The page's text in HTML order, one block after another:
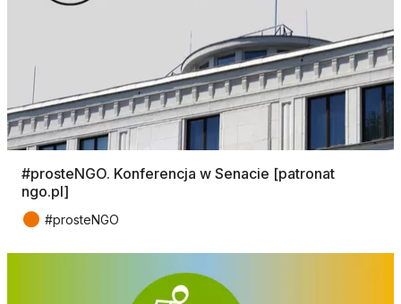
#prosteNGO. Konferencja w Senacie [patronat
ngo.pl]
● #prosteNGO